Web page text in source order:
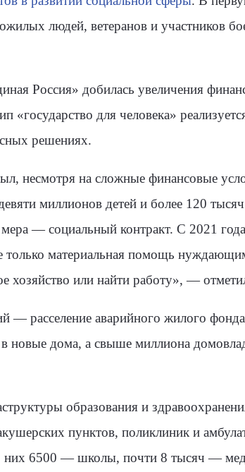
людей, ветеранов и участников
Россия» добилась увеличения
для человека»
решениях.
несмотря на сложные финансовые
миллионов детей и более 120
— социальный контракт. С 2021
материальная помощь
хозяйство или найти работу», —
— расселение аварийного жилого
в новые дома, а свыше миллиона
образования и
пунктов, поликлиник и
них 6500 — школы, почти 8 тысяч —